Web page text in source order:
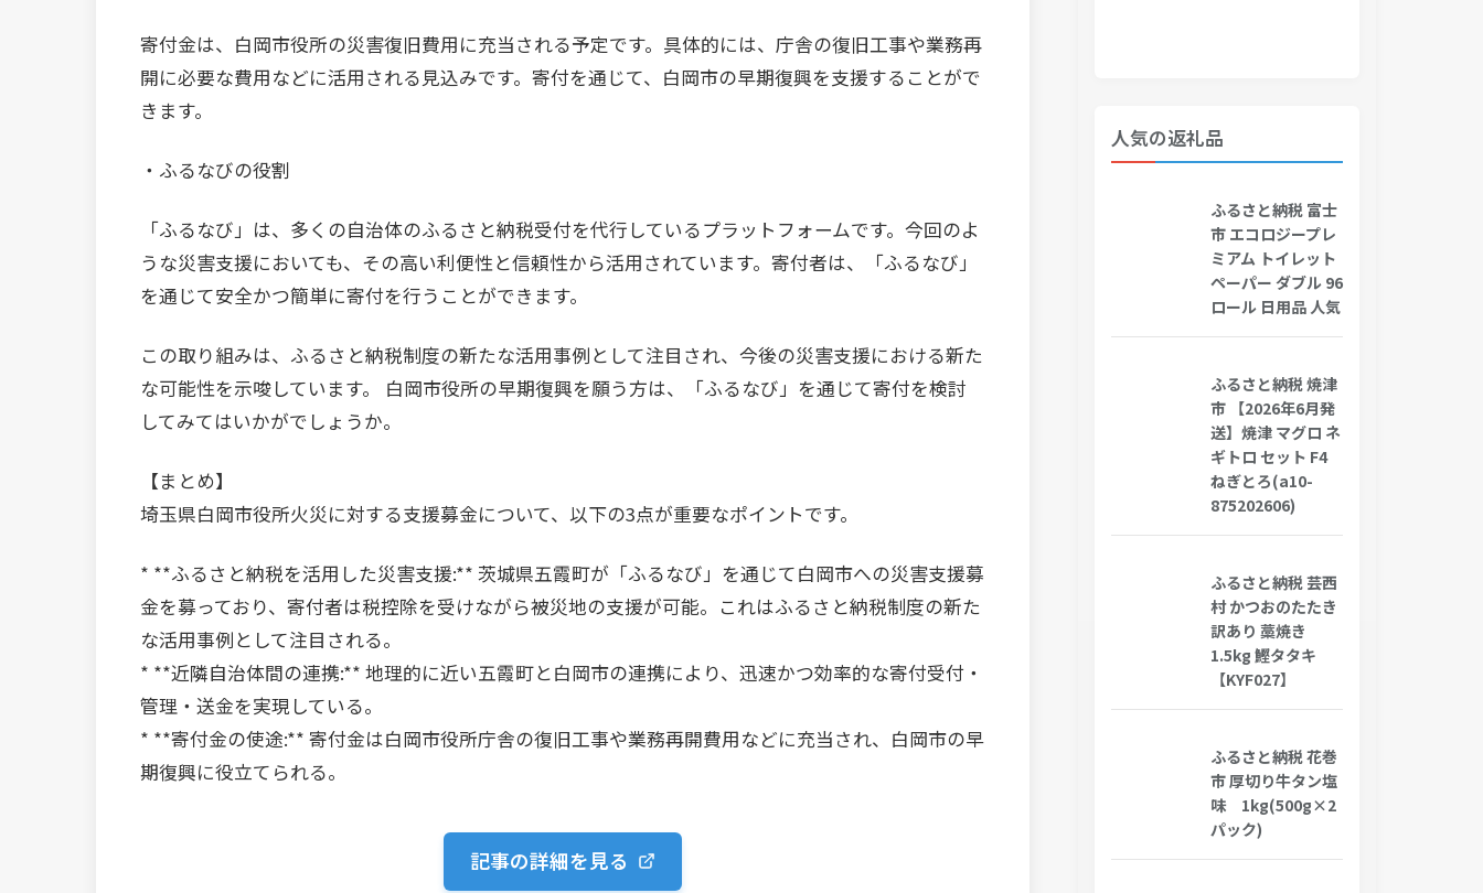
寄付金は、白岡市役所の災害復旧費用に充当される予定です。具体的には、庁舎の復旧工事や業務再
開に必要な費用などに活用される見込みです。寄付を通じて、白岡市の早期復興を支援することがで
きます。
・ふるなびの役割
「ふるなび」は、多くの自治体のふるさと納税受付を代行しているプラットフォームです。今回のよ
うな災害支援においても、その高い利便性と信頼性から活用されています。寄付者は、「ふるなび」
を通じて安全かつ簡単に寄付を行うことができます。
この取り組みは、ふるさと納税制度の新たな活用事例として注目され、今後の災害支援における新た
な可能性を示唆しています。 白岡市役所の早期復興を願う方は、「ふるなび」を通じて寄付を検討
してみてはいかがでしょうか。
【まとめ】
埼玉県白岡市役所火災に対する支援募金について、以下の3点が重要なポイントです。
* **ふるさと納税を活用した災害支援:** 茨城県五霞町が「ふるなび」を通じて白岡市への災害支援募
金を募っており、寄付者は税控除を受けながら被災地の支援が可能。これはふるさと納税制度の新た
な活用事例として注目される。
* **近隣自治体間の連携:** 地理的に近い五霞町と白岡市の連携により、迅速かつ効率的な寄付受付・
管理・送金を実現している。
* **寄付金の使途:** 寄付金は白岡市役所庁舎の復旧工事や業務再開費用などに充当され、白岡市の早
期復興に役立てられる。
記事の詳細を見る
人気の返礼品
ふるさと納税 富士
市 エコロジープレ
ミアム トイレット
ペーパー ダブル 96
ロール 日用品 人気
ふるさと納税 焼津
市 【2026年6月発
送】焼津 マグロ ネ
ギトロ セット F4
ねぎとろ(a10-
875202606)
ふるさと納税 芸西
村 かつおのたたき
訳あり 藁焼き
1.5kg 鰹タタキ
【KYF027】
ふるさと納税 花巻
市 厚切り牛タン塩
味 1kg(500g×2
パック)